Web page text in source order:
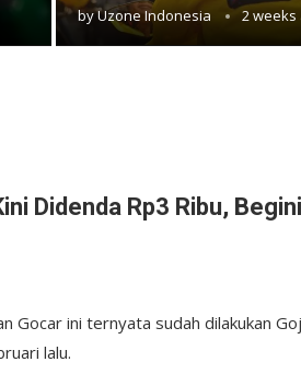
byUzone Indonesia 2 weeks
Didenda Rp3 Ribu, Begini
Gocar ini ternyata sudah dilakukan
lalu.